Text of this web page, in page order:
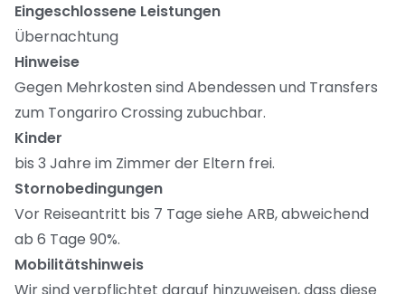
Eingeschlossene Leistungen
Übernachtung
Hinweise
Gegen Mehrkosten sind Abendessen und Transfers
zum Tongariro Crossing zubuchbar.
Kinder
bis 3 Jahre im Zimmer der Eltern frei.
Stornobedingungen
Vor Reiseantritt bis 7 Tage siehe ARB, abweichend
ab 6 Tage 90%.
Mobilitätshinweis